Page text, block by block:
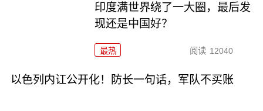
印度满世界绕了一大圈，最后发
现还是中国好？
最热 阅读 12040
以色列内讧公开化！防长一句话，军队不买账